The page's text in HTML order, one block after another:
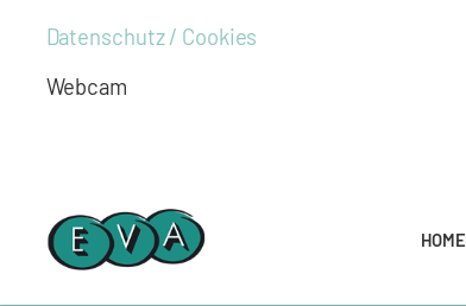
Datenschutz / Cookies
Webcam
HOME